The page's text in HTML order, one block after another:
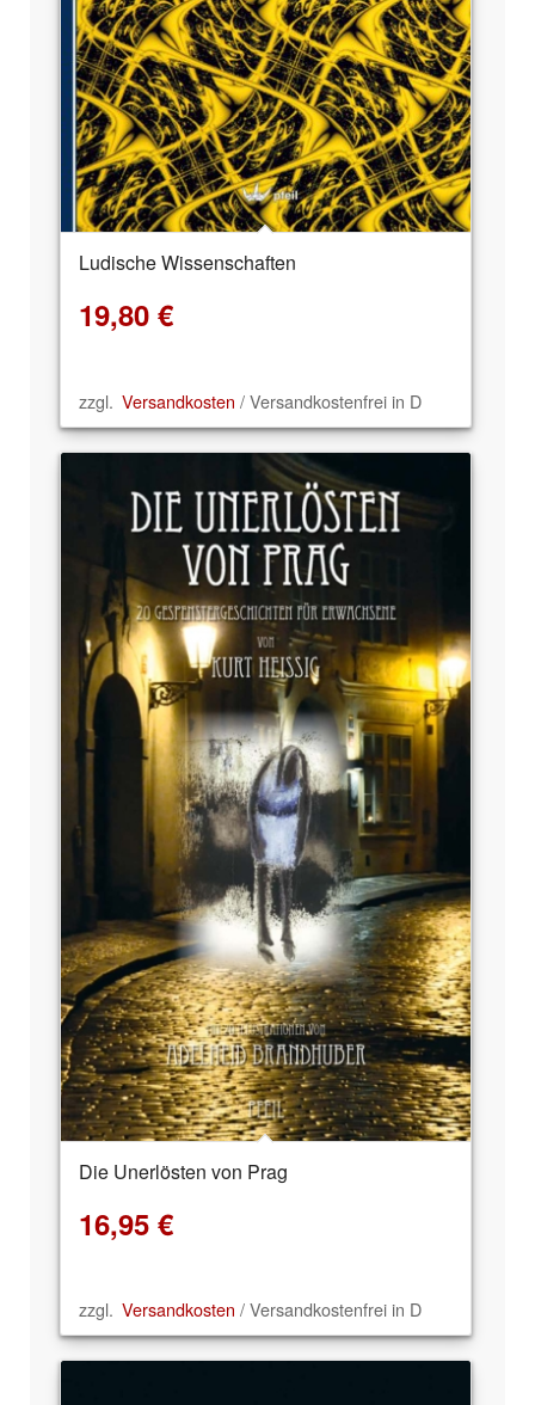
Ludische Wissenschaften
19,80 €
zzgl. Versandkosten / Versandkostenfrei in D
Die Unerlösten von Prag
16,95 €
zzgl. Versandkosten / Versandkostenfrei in D